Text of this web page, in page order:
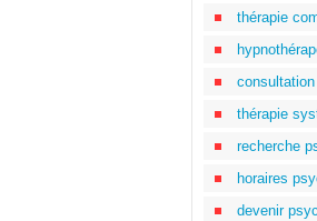
thérapie
thérapie
recherche
horaires
devenir